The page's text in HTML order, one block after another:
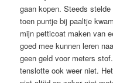
gaan kopen. Steeds
toen puntje bij paaltje
mijn petticoat maken van
goed mee kunnen leren
geen geld voor meters
tenslotte ook weer niet.